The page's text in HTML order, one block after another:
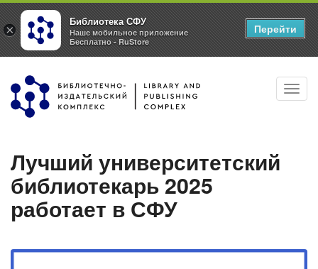
Перейти
основному
Лучший университетский
библиотекарь 2025
работает в СФУ
×
Библиотека СФУ
Наше мобильное приложение
Бесплатно - RuStore
Перейти